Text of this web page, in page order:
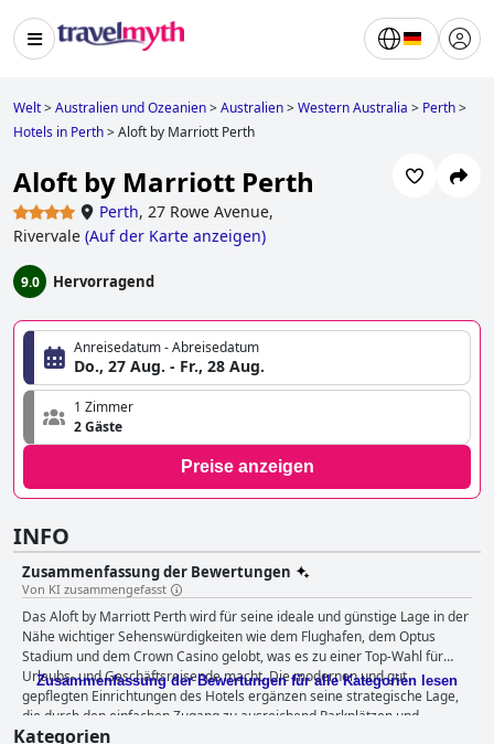
Welt>Australien und Ozeanien>Australien>Western Australia > Perth>
Hotels in Perth>Aloft by Marriott Perth
Aloft by Marriott Perth
Perth, 27 Rowe Avenue,
Rivervale (Auf der Karte anzeigen)
9.0 Hervorragend
Anreisedatum - Abreisedatum
Do., 27 Aug. - Fr., 28 Aug.
1 Zimmer
2 Gäste
Preise anzeigen
INFO
Zusammenfassung der Bewertungen
Von KI zusammengefasst
Das Aloft by Marriott Perth wird für seine ideale und günstige Lage in der
Nähe wichtiger Sehenswürdigkeiten wie dem Flughafen, dem Optus
Stadium und dem Crown Casino gelobt, was es zu einer Top-Wahl für
Urlaubs- und Geschäftsreisende macht. Die modernen und gut
gepflegten Einrichtungen des Hotels ergänzen seine strategische Lage,
die durch den einfachen Zugang zu ausreichend Parkplätzen und
reibungslosen Routen zum und vom Flughafen noch unterstrichen wird.
Zusammenfassung der Bewertungen für alle Kategorien lesen
Kategorien